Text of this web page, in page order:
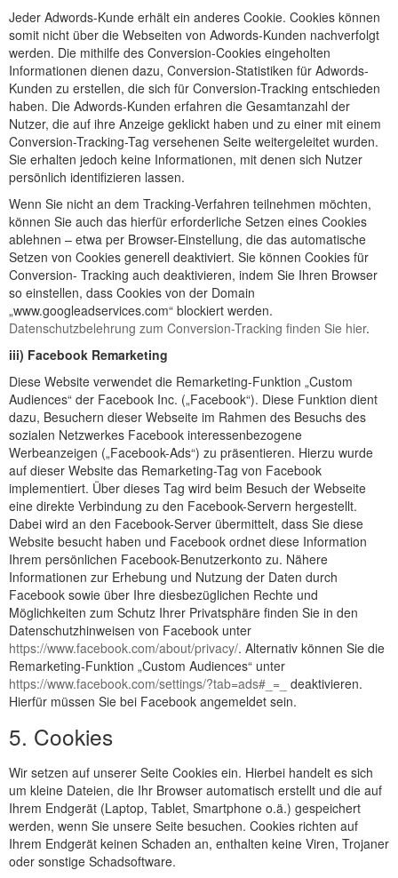
Jeder Adwords-Kunde erhält ein anderes Cookie. Cookies können
somit nicht über die Webseiten von Adwords-Kunden nachverfolgt
werden. Die mithilfe des Conversion-Cookies eingeholten
Informationen dienen dazu, Conversion-Statistiken für Adwords-
Kunden zu erstellen, die sich für Conversion-Tracking entschieden
haben. Die Adwords-Kunden erfahren die Gesamtanzahl der
Nutzer, die auf ihre Anzeige geklickt haben und zu einer mit einem
Conversion-Tracking-Tag versehenen Seite weitergeleitet wurden.
Sie erhalten jedoch keine Informationen, mit denen sich Nutzer
persönlich identifizieren lassen.
Wenn Sie nicht an dem Tracking-Verfahren teilnehmen möchten,
können Sie auch das hierfür erforderliche Setzen eines Cookies
ablehnen – etwa per Browser-Einstellung, die das automatische
Setzen von Cookies generell deaktiviert. Sie können Cookies für
Conversion- Tracking auch deaktivieren, indem Sie Ihren Browser
so einstellen, dass Cookies von der Domain
„www.googleadservices.com“ blockiert werden.
Datenschutzbelehrung zum Conversion-Tracking finden Sie hier.
iii) Facebook Remarketing
Diese Website verwendet die Remarketing-Funktion „Custom
Audiences“ der Facebook Inc. („Facebook“). Diese Funktion dient
dazu, Besuchern dieser Webseite im Rahmen des Besuchs des
sozialen Netzwerkes Facebook interessenbezogene
Werbeanzeigen („Facebook-Ads“) zu präsentieren. Hierzu wurde
auf dieser Website das Remarketing-Tag von Facebook
implementiert. Über dieses Tag wird beim Besuch der Webseite
eine direkte Verbindung zu den Facebook-Servern hergestellt.
Dabei wird an den Facebook-Server übermittelt, dass Sie diese
Website besucht haben und Facebook ordnet diese Information
Ihrem persönlichen Facebook-Benutzerkonto zu. Nähere
Informationen zur Erhebung und Nutzung der Daten durch
Facebook sowie über Ihre diesbezüglichen Rechte und
Möglichkeiten zum Schutz Ihrer Privatsphäre finden Sie in den
Datenschutzhinweisen von Facebook unter
https://www.facebook.com/about/privacy/. Alternativ können Sie die
Remarketing-Funktion „Custom Audiences“ unter
https://www.facebook.com/settings/?tab=ads#_=_ deaktivieren.
Hierfür müssen Sie bei Facebook angemeldet sein.
5. Cookies
Wir setzen auf unserer Seite Cookies ein. Hierbei handelt es sich
um kleine Dateien, die Ihr Browser automatisch erstellt und die auf
Ihrem Endgerät (Laptop, Tablet, Smartphone o.ä.) gespeichert
werden, wenn Sie unsere Seite besuchen. Cookies richten auf
Ihrem Endgerät keinen Schaden an, enthalten keine Viren, Trojaner
oder sonstige Schadsoftware.